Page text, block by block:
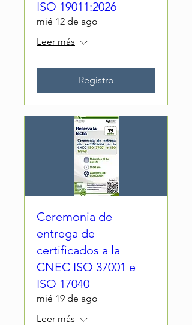
ISO 19011:2026
mié 12 de ago
Leer más
Registro
Ceremonia de
entrega de
certificados a la
CNEC ISO 37001 e
ISO 17040
mié 19 de ago
Leer más